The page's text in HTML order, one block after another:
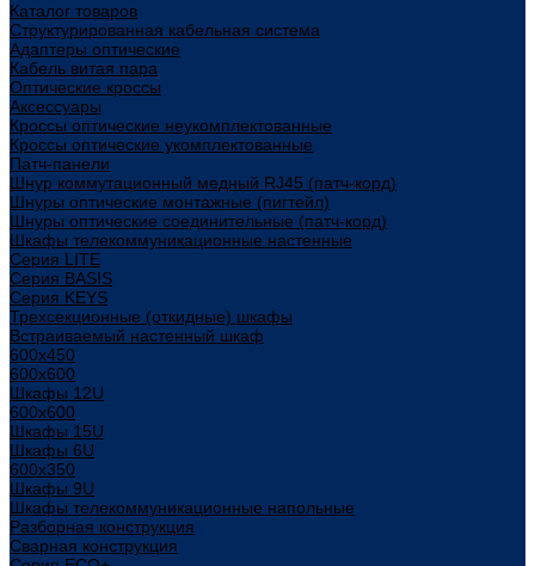
Каталог товаров
Структурированная кабельная система
Адаптеры оптические
Кабель витая пара
Оптические кроссы
Аксессуары
Кроссы оптические неукомплектованные
Кроссы оптические укомплектованные
Патч-панели
Шнур коммутационный медный RJ45 (патч-корд)
Шнуры оптические монтажные (пигтейл)
Шнуры оптические соединительные (патч-корд)
Шкафы телекоммуникационные настенные
Cерия LITE
Cерия BASIS
Cерия KEYS
Трехсекционные (откидные) шкафы
Встраиваемый настенный шкаф
600x450
600x600
Шкафы 12U
600x600
Шкафы 15U
Шкафы 6U
600x350
Шкафы 9U
Шкафы телекоммуникационные напольные
Разборная конструкция
Сварная конструкция